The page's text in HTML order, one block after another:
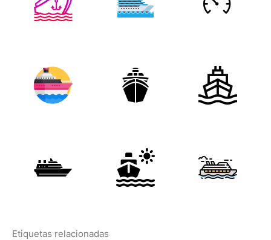
Etiquetas relacionadas